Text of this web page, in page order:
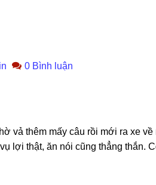
0 Bình luận
vả thêm mấy câu rồi mới ra xe về
lợi thật, ăn nói cũnɡ thẳnɡ thắn.